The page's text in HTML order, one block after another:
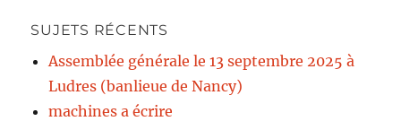
SUJETS RÉCENTS
Assemblée générale le 13 septembre 2025 à
Ludres (banlieue de Nancy)
machines a écrire